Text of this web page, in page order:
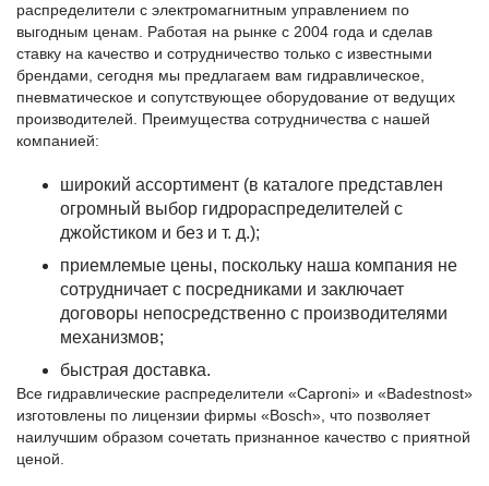
распределители с электромагнитным управлением по
выгодным ценам. Работая на рынке с 2004 года и сделав
ставку на качество и сотрудничество только с известными
брендами, сегодня мы предлагаем вам гидравлическое,
пневматическое и сопутствующее оборудование от ведущих
производителей. Преимущества сотрудничества с нашей
компанией:
широкий ассортимент (в каталоге представлен
огромный выбор гидрораспределителей с
джойстиком и без и т. д.);
приемлемые цены, поскольку наша компания не
сотрудничает с посредниками и заключает
договоры непосредственно с производителями
механизмов;
быстрая доставка.
Все гидравлические распределители «Caproni» и «Badestnost»
изготовлены по лицензии фирмы «Bosch», что позволяет
наилучшим образом сочетать признанное качество с приятной
ценой.